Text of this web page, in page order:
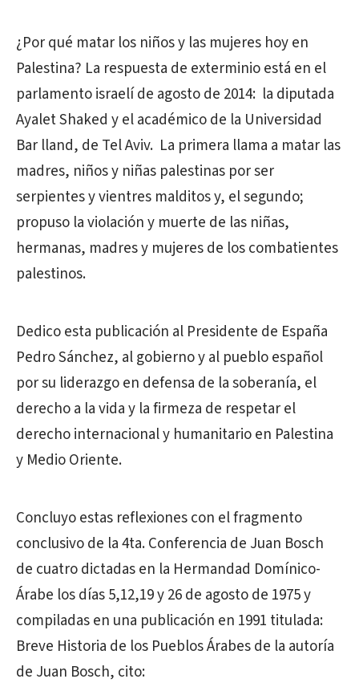
¿Por qué matar los niños y las mujeres hoy en
Palestina? La respuesta de exterminio está en el
parlamento israelí de agosto de 2014: la diputada
Ayalet Shaked y el académico de la Universidad
Bar lland, de Tel Aviv. La primera llama a matar las
madres, niños y niñas palestinas por ser
serpientes y vientres malditos y, el segundo;
propuso la violación y muerte de las niñas,
hermanas, madres y mujeres de los combatientes
palestinos.
Dedico esta publicación al Presidente de España
Pedro Sánchez, al gobierno y al pueblo español
por su liderazgo en defensa de la soberanía, el
derecho a la vida y la firmeza de respetar el
derecho internacional y humanitario en Palestina
y Medio Oriente.
Concluyo estas reflexiones con el fragmento
conclusivo de la 4ta. Conferencia de Juan Bosch
de cuatro dictadas en la Hermandad Domínico-
Árabe los días 5,12,19 y 26 de agosto de 1975 y
compiladas en una publicación en 1991 titulada:
Breve Historia de los Pueblos Árabes de la autoría
de Juan Bosch, cito: